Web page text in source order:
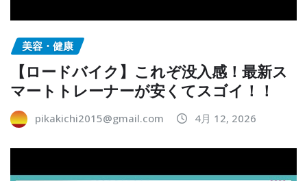
美容・健康
【ロードバイク】これぞ没入感！最新ス
マートトレーナーが安くてスゴイ！！
pikakichi2015@gmail.com 4月 12, 2026